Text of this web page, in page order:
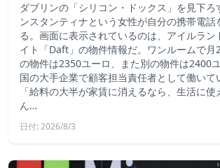
ダブリンの「シリコン・ドックス」を見下ろ
ンスタンティナという女性が自分の携帯電話
る。画面に表示されているのは、アイルラ
イト「Daft」の物件情報だ。ワンルームで月
の物件は2350ユーロ、また別の物件は2400
国の大手企業で顧客担当責任者として働いて
「給料の大半が家賃に消えるなら、生活に使
ん…
日付: 2026/8/3